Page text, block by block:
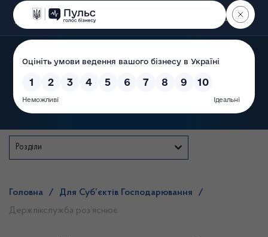
Пошук
Розділи
Головна / Для Суб’єктів Господарювання
/
Держлікслужба роз’яснює